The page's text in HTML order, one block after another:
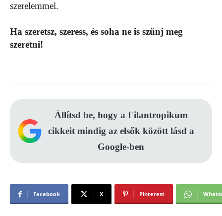
szerelemmel.
Ha szeretsz, szeress, és soha ne is szűnj meg
szeretni!
Állítsd be, hogy a Filantropikum
cikkeit mindig az elsők között lásd a
Google-ben
Facebook X Pinterest